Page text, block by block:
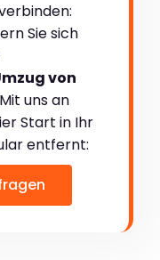
Sie sich
von
uns an
Start in Ihr
entfernt: